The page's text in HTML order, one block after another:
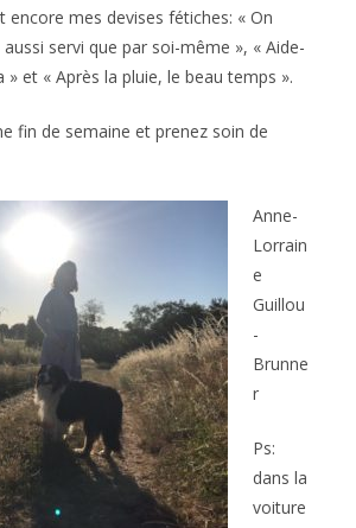
encore mes devises fétiches: « On
aussi servi que par soi-même », « Aide-
» et « Après la pluie, le beau temps ».
fin de semaine et prenez soin de
Anne-
Lorrain
e
Guillou
-
Brunne
r
Ps:
dans la
voiture